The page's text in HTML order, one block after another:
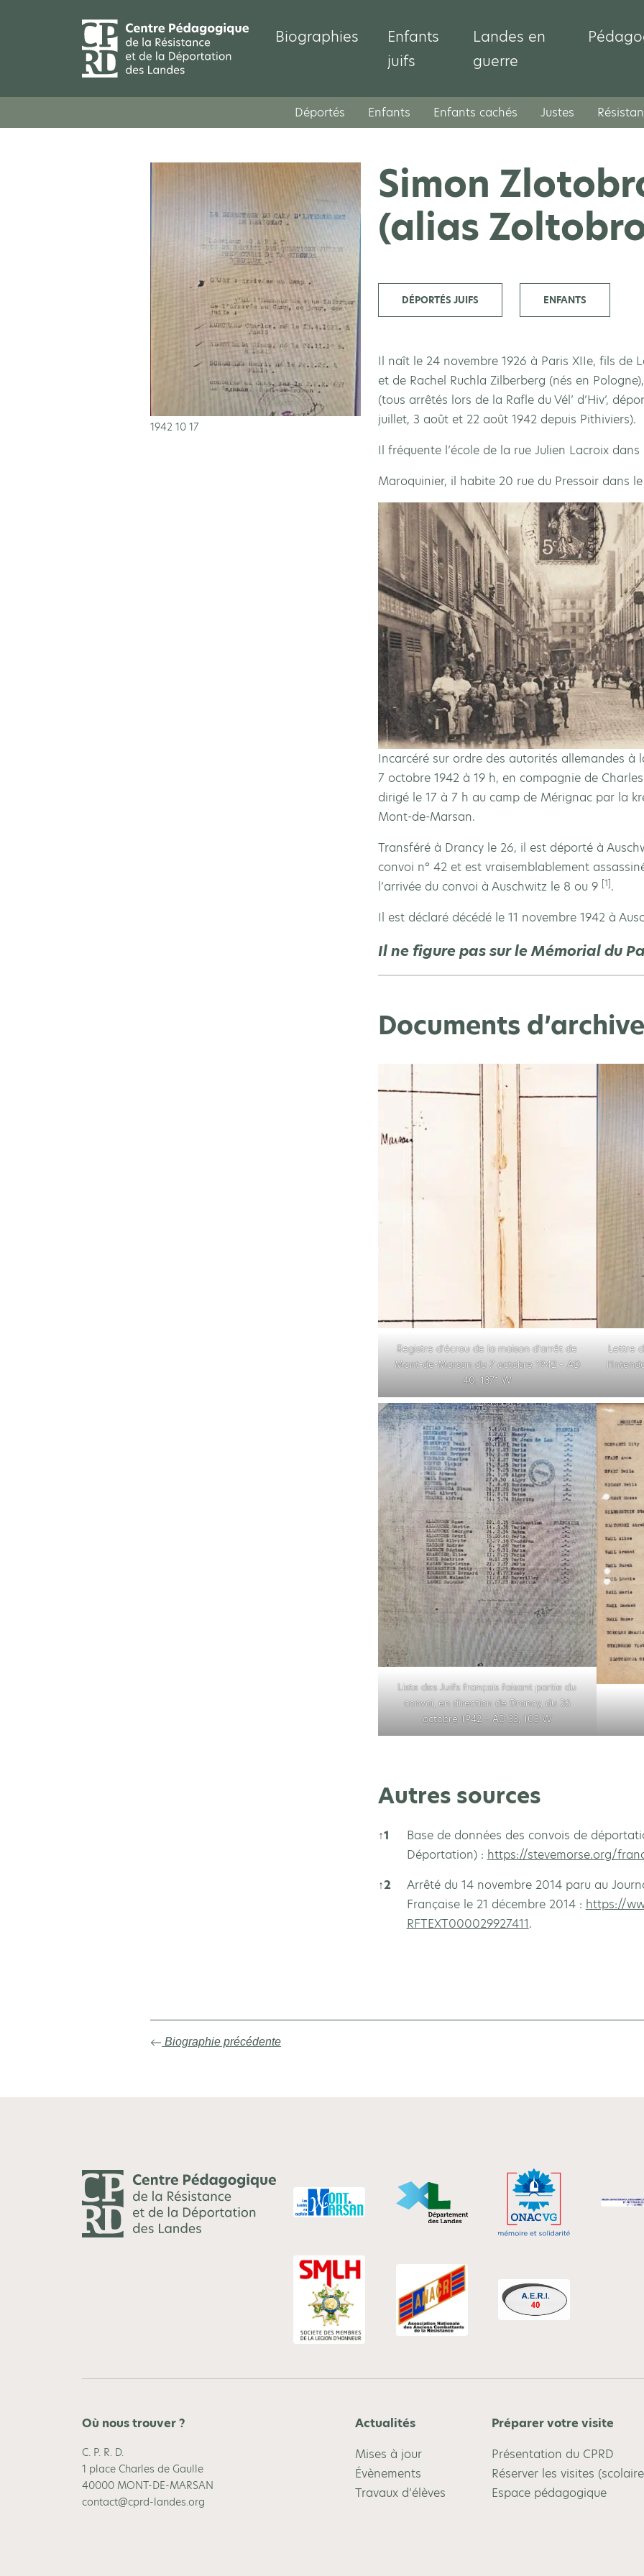
Biographies
Enfants
juifs
Landes en
guerre
Déportés Enfants Enfants cachés Justes
1942 10 17
Simon
(alias
DÉPORTÉS JUIFS ENFANTS
Il naît le 24 novembre 1926 à Paris XIIe, fils de
et de Rachel Ruchla Zilberberg (nés en
(tous arrêtés lors de la Rafle du Vél’ d’Hiv’,
juillet, 3 août et 22 août 1942 depuis Pithiviers).
Il fréquente l’école de la rue Julien Lacroix dans
Maroquinier, il habite 20 rue du Pressoir dans le
Incarcéré sur ordre des autorités allemandes à
7 octobre 1942 à 19 h, en compagnie de
dirigé le 17 à 7 h au camp de Mérignac par la
Mont-de-Marsan.
Transféré à Drancy le 26, il est déporté à
convoi n° 42 et est vraisemblablement
l’arrivée du convoi à Auschwitz le 8 ou 9 [1].
Il est déclaré décédé le 11 novembre 1942 à
Il ne figure pas sur le Mémorial du
Documents
Registre d’écrou de la maison d’arrêt de
Mont-de-Marsan du 7 octobre 1942 – AD
40, 1371 W
Lettre
Liste des Juifs français faisant partie du
convoi, en direction de Drancy, du 26
octobre 1942 – AD 33, 103 W
Autres sources
↑1
Base de données des convois de
Déportation) : https://stevemorse.org/
↑2
Arrêté du 14 novembre 2014 paru au
Française le 21 décembre 2014 : https://
RFTEXT000029927411.
Biographie précédente
Où nous trouver ?
C. P. R. D.
1 place Charles de Gaulle
40000 MONT-DE-MARSAN
contact@cprd-landes.org
Actualités
Mises à jour
Évènements
Travaux d’élèves
Préparer votre visite
Présentation du CPRD
Réserver les visites
Espace pédagogique